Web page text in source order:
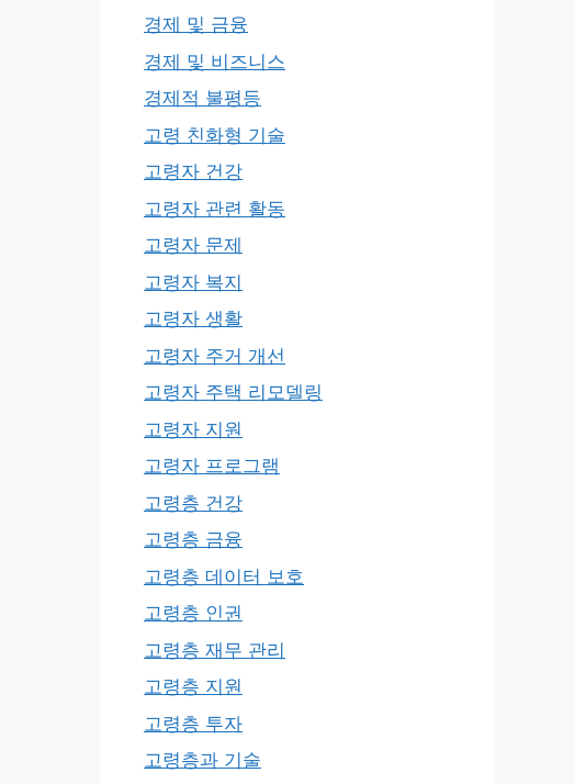
경제 및 금융
경제 및 비즈니스
경제적 불평등
고령 친화형 기술
고령자 건강
고령자 관련 활동
고령자 문제
고령자 복지
고령자 생활
고령자 주거 개선
고령자 주택 리모델링
고령자 지원
고령자 프로그램
고령층 건강
고령층 금융
고령층 데이터 보호
고령층 인권
고령층 재무 관리
고령층 지원
고령층 투자
고령층과 기술